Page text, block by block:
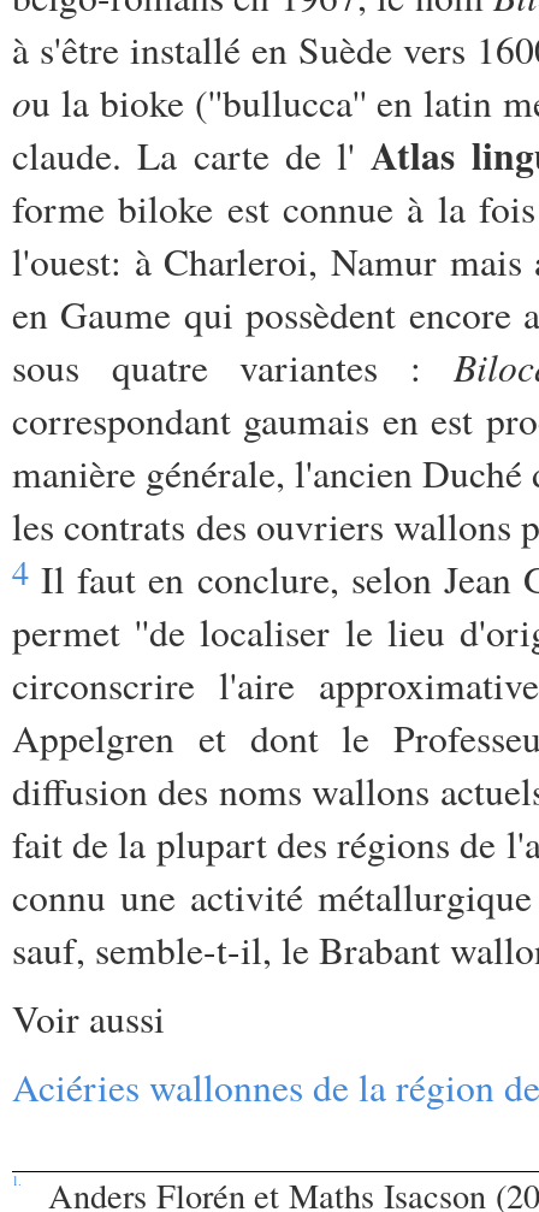
à s'être installé en Suède vers
ou la bioke (''bullucca'' en latin
claude. La carte de l'Atlas
forme biloke est connue à la
l'ouest: à Charleroi, Namur
en Gaume qui possèdent
sous quatre variantes :
correspondant gaumais en est
manière générale, l'ancien
les contrats des ouvriers wallons
4 Il faut en conclure, selon Jean
permet ''de localiser le lieu
circonscrire l'aire
Appelgren et dont le
diffusion des noms wallons
fait de la plupart des régions de
connu une activité
sauf, semble-t-il, le Brabant
Voir aussi
Aciéries wallonnes de la région
1. Anders Florén et Maths Isacson